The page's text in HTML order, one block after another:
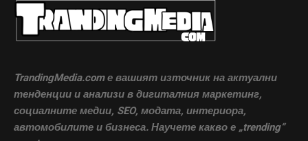
TrandingMedia.com е вашият източник на актуални
тенденции и анализи в дигиталния маркетинг,
социалните медии, SEO, модата, интериора,
автомобилите и бизнеса. Научете какво е „trending“